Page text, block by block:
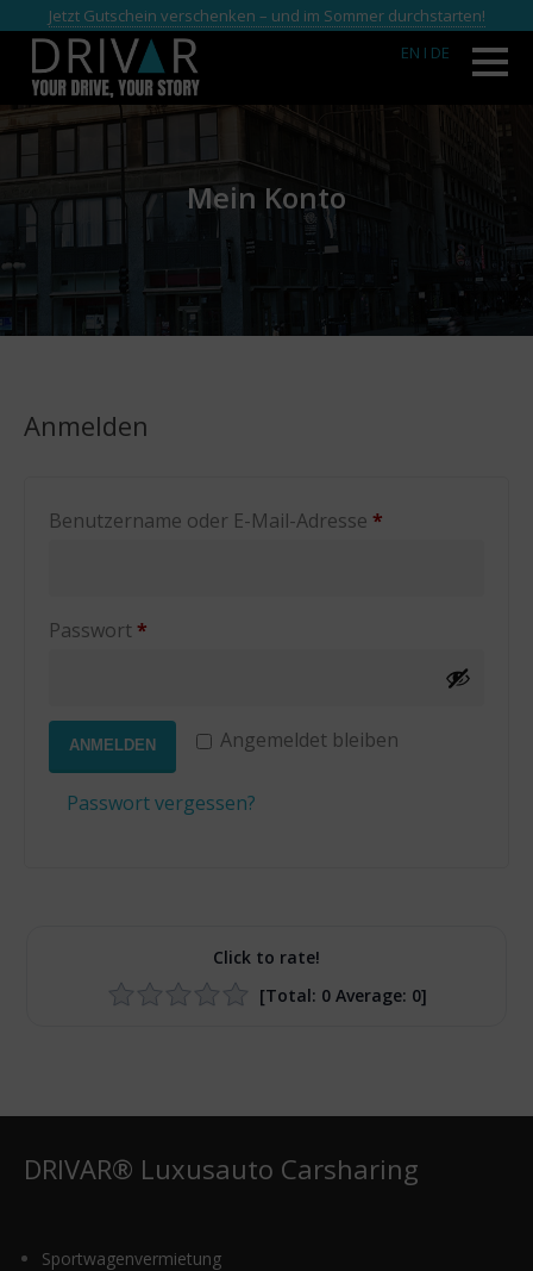
Jetzt Gutschein verschenken – und im Sommer durchstarten!
EN I DE
Mein Konto
Anmelden
Benutzername oder E-Mail-Adresse *
Passwort*
Angemeldet bleiben
ANMELDEN
Passwort vergessen?
Click to rate!
[Total: 0Average: 0]
DRIVAR® Luxusauto Carsharing
Sportwagenvermietung